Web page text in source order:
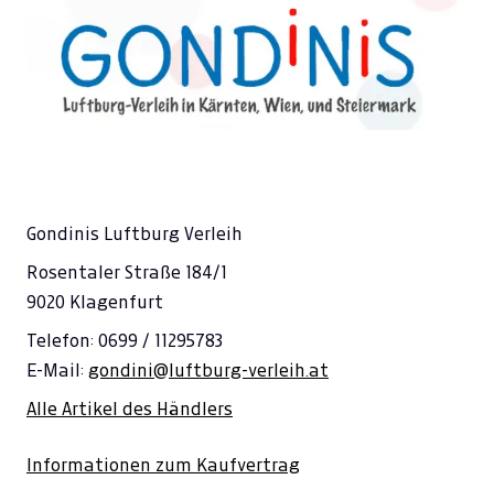
Gondinis Luftburg Verleih
Rosentaler Straße 184/1
9020 Klagenfurt
Telefon: 0699 / 11295783
E-Mail: gondini@luftburg-verleih.at
Alle Artikel des Händlers
Informationen zum Kaufvertrag